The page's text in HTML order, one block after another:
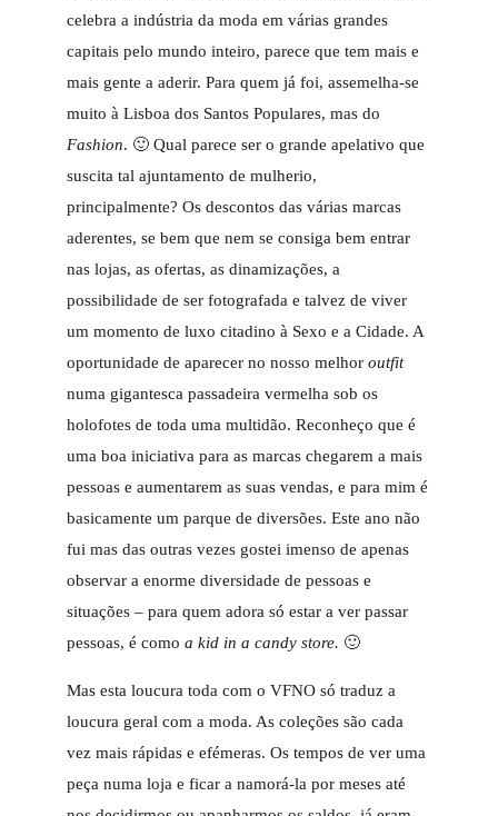
celebra a indústria da moda em várias grandes
capitais pelo mundo inteiro, parece que tem mais e
mais gente a aderir. Para quem já foi, assemelha-se
muito à Lisboa dos Santos Populares, mas do
Fashion. 🙂 Qual parece ser o grande apelativo que
suscita tal ajuntamento de mulherio,
principalmente? Os descontos das várias marcas
aderentes, se bem que nem se consiga bem entrar
nas lojas, as ofertas, as dinamizações, a
possibilidade de ser fotografada e talvez de viver
um momento de luxo citadino à Sexo e a Cidade. A
oportunidade de aparecer no nosso melhor outfit
numa gigantesca passadeira vermelha sob os
holofotes de toda uma multidão. Reconheço que é
uma boa iniciativa para as marcas chegarem a mais
pessoas e aumentarem as suas vendas, e para mim é
basicamente um parque de diversões. Este ano não
fui mas das outras vezes gostei imenso de apenas
observar a enorme diversidade de pessoas e
situações – para quem adora só estar a ver passar
pessoas, é como a kid in a candy store. 🙂
Mas esta loucura toda com o VFNO só traduz a
loucura geral com a moda. As coleções são cada
vez mais rápidas e efémeras. Os tempos de ver uma
peça numa loja e ficar a namorá-la por meses até